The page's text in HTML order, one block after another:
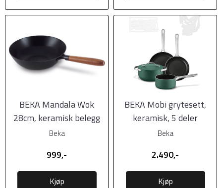
BEKA Mandala Wok
28cm, keramisk belegg
Beka
999,-
Kjøp
BEKA Mobi grytesett,
keramisk, 5 deler
Beka
2.490,-
Kjøp